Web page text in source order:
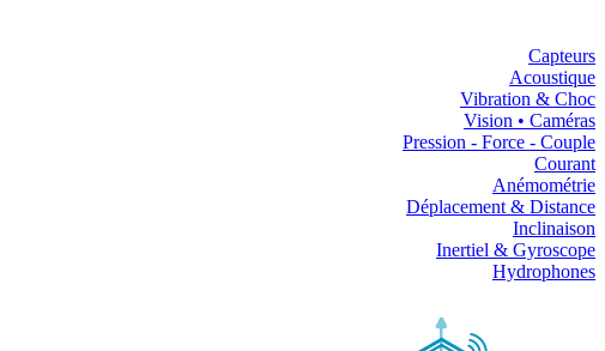
Capteurs
Acoustique
Vibration & Choc
Vision • Caméras
Pression - Force - Couple
Courant
Anémométrie
Déplacement & Distance
Inclinaison
Inertiel & Gyroscope
Hydrophones